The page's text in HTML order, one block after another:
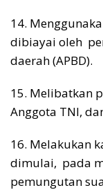
14.
dibiayai oleh
daerah (APBD).
15. Melibatkan
Anggota TNI,
16. Melakukan
dimulai, pada
pemungutan